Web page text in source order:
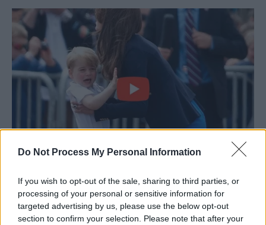
Do Not Process My Personal Information
If you wish to opt-out of the sale, sharing to third parties, or
processing of your personal or sensitive information for
targeted advertising by us, please use the below opt-out
section to confirm your selection. Please note that after your